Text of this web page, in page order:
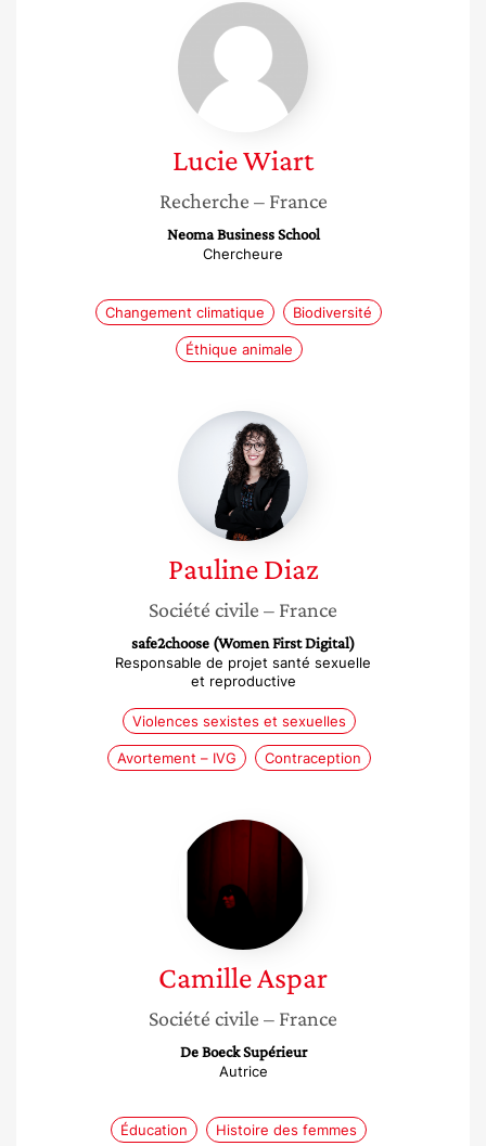
Lucie
Wiart
LucieWiart
Recherche – France
Neoma Business School
Chercheure
Changement climatique Biodiversité
Éthique animale
Pauline
Diaz
Pauline Diaz
Société civile – France
safe2choose (Women First Digital)
Responsable de projet santé sexuelle
et reproductive
Violences sexistes et sexuelles
Avortement – IVG Contraception
Camille
CamilleAspar
Société civile – France
De Boeck Supérieur
Autrice
Éducation Histoire des femmes